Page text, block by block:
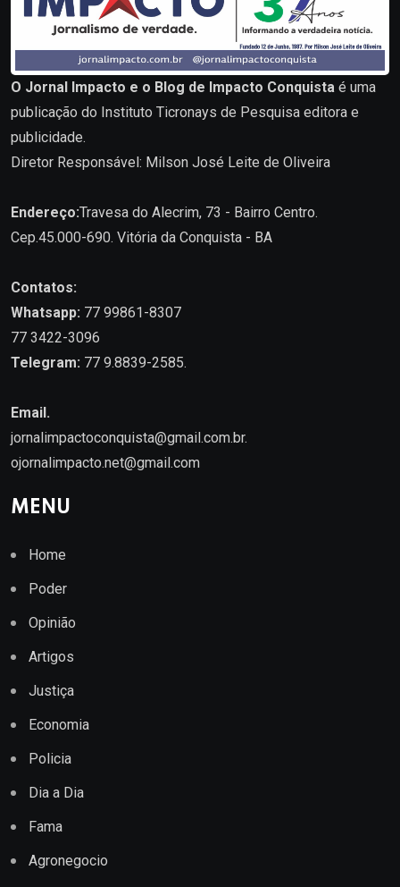
O Jornal Impacto e o Blog de Impacto Conquista é uma
publicação do Instituto Ticronays de Pesquisa editora e
publicidade.
Diretor Responsável: Milson José Leite de Oliveira
Endereço:Travesa do Alecrim, 73 - Bairro Centro.
Cep.45.000-690. Vitória da Conquista - BA
Contatos:
Whatsapp: 77 99861-8307
77 3422-3096
Telegram: 77 9.8839-2585.
Email.
jornalimpactoconquista@gmail.com.br.
ojornalimpacto.net@gmail.com
MENU
Home
Poder
Opinião
Artigos
Justiça
Economia
Policia
Dia a Dia
Fama
Agronegocio